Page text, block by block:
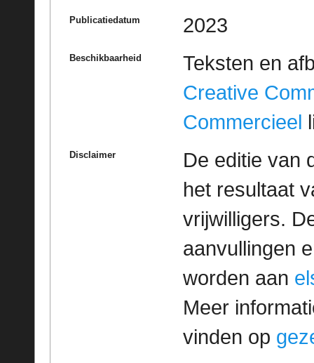
Publicatiedatum 2023
Beschikbaarheid
Teksten en
Creative
Commercieel
Disclaimer
De editie van
het resultaat
vrijwilligers.
aanvullingen
worden aan
Meer
vinden op